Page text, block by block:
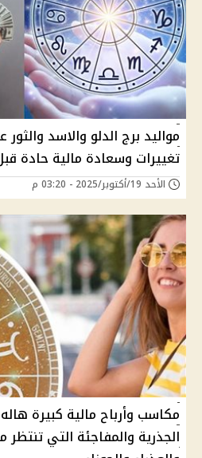
مواليد برج الدلو والاسد
تغييرات وسعادة مالية حادة
الأحد 19/أكتوبر/2025 - 03:20 م
مكاسب وأرباح مالية كبيرة
الجذرية والمفاجئة التي تنتظر